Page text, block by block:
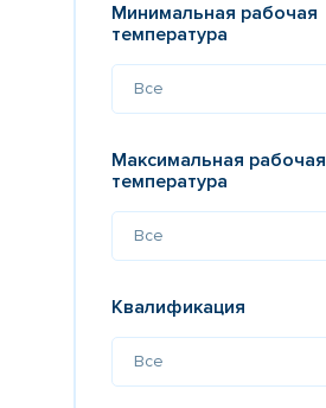
Минимальная рабочая
температура
Все
Максимальная рабочая
температура
Все
Квалификация
Все